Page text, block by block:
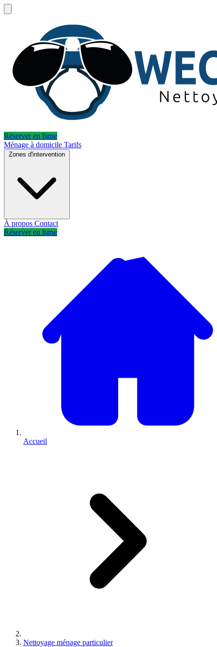
Réserver en ligne
Ménage à domicile Tarifs
Zones d'intervention
À propos Contact
Réserver en ligne
Accueil
Nettoyage ménage particulier